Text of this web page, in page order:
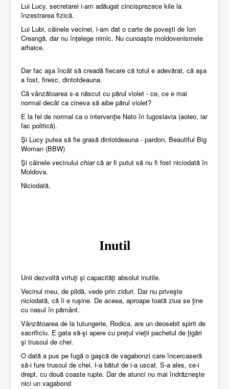
Lui Lucy, secretarei i-am adăugat cincisprezece kile la
înzestrarea fizică.
Lui Lubi, câinele vecinei, i-am dat o carte de poveşti de Ion
Creangă, dar nu înţelege nimic. Nu cunoaşte moldovenismele
arhaice.
Dar fac aşa încât să creadă fiecare că totul e adevărat, că aşa
a fost, firesc, dintotdeauna.
Că vânzătoarea s-a născut cu părul violet - ce, ce e mai
normal decât ca cineva să aibe părul violet?
E la fel de normal ca o intervenţie Nato în Iugoslavia (aoleo, iar
fac politică).
Şi Lucy putea să fie grasă dintotdeauna - pardon, Beautiful Big
Woman (BBW)
Şi câinele vecinului chiarcă ar fi putut să nu fi fost niciodată în
Moldova.
Niciodată.
Inutil
Unii dezvoltă virtuţi şi capacităţi absolut inutile.
Vecinul meu, de pildă, vede prin ziduri. Dar nu priveşte
niciodată, că îi e ruşine. De aceea, aproape toată ziua se ţine
cu nasul în pământ.
Vânzătoarea de la tutungerie, Rodica, are un deosebit spirit de
sacrificiu. E gata să-şi apere cu preţul vieţii pachetul de ţigări
şi trusoul de chei.
O dată a pus pe fugă o gaşcă de vagabonzi care încercaseră
să-i fure trusoul de chei. I-a bătut de i-a uscat. S-a ales, ce-i
drept, cu două coaste rupte. Dar de atunci nu mai îndrăzneşte
nici un vagabond